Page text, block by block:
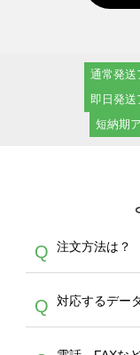
通常発送
即日発送
短納期
Q 注文方法は？
A
生産に
デザ
30枚
Q 対応するデー